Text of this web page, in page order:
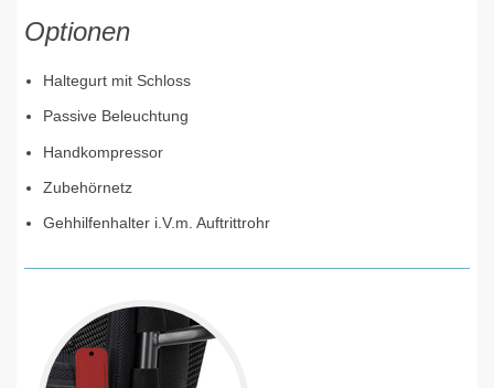
Optionen
Haltegurt mit Schloss
Passive Beleuchtung
Handkompressor
Zubehörnetz
Gehhilfenhalter i.V.m. Auftrittrohr